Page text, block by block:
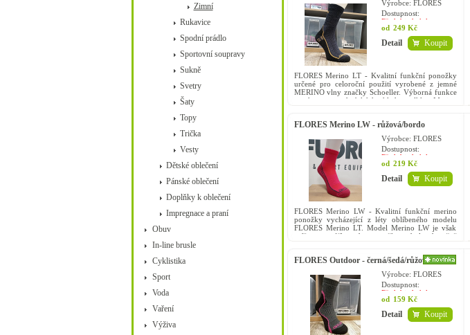
Zimní
Rukavice
Spodní prádlo
Sportovní soupravy
Sukně
Svetry
Šaty
Topy
Trička
Vesty
Dětské oblečení
Pánské oblečení
Doplňky k oblečení
Impregnace a praní
Obuv
In-line brusle
Cyklistika
Sport
Voda
Vaření
Výživa
Výrobce: FLORES
Dostupnost:
Předobjednávka
od 249 Kč
Detail Koupit
FLORES Merino LT - Kvalitní funkční ponožky
určené pro celoroční použití vyrobené z jemné
MERINO vlny značky Schoeller. Výborná funkce
a ochrana v podmínkách chladu a vlhka. Merino
FLORES Merino LW - růžová/bordo
Výrobce: FLORES
Dostupnost:
Předobjednávka
od 219 Kč
Detail Koupit
FLORES Merino LW - Kvalitní funkční merino
ponožky vycházející z léty oblíbeného modelu
FLORES Merino LT. Model Merino LW je však
snížen na výšku, aby ponožka nebyla zbytečně
FLORES Outdoor - černá/šedá/růžová
Výrobce: FLORES
Dostupnost:
Předobjednávka
od 159 Kč
Detail Koupit